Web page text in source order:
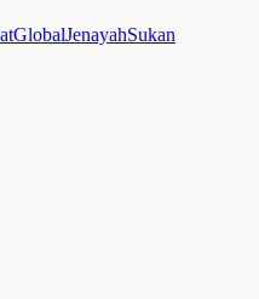
GlobalJenayahSukan